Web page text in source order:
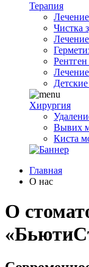
Терапия
Чистка
Хирургия
Вывих
Киста
Главная
О нас
О